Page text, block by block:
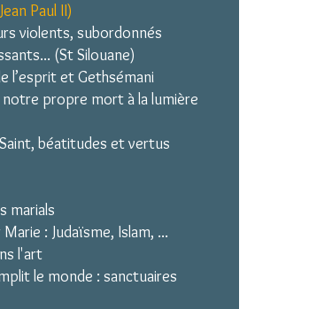
Paul II)
violents, subordonnés
(St Silouane)
l’esprit et Gethsémani
notre propre mort à la lumière
béatitudes et vertus
marials
: Judaïsme, Islam, ...
l'art
le monde : sanctuaires